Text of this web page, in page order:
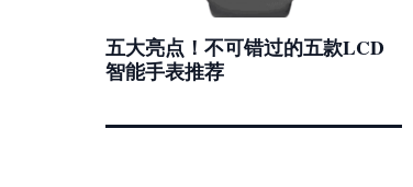
五大亮点！不可错过的五款LCD
智能手表推荐